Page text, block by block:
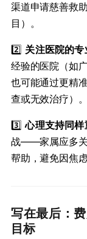
渠道申请慈善救
目）。
2️⃣ ​ 关注医院的专
经验的医院（如
也可能通过更精
查或无效治疗）。
3️⃣ ​心理支持同样
战——家属应多关
帮助，避免因焦
写在最后：
目标